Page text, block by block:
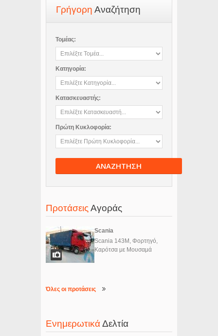
ΓρήγορηΑναζήτηση
Τομέας:
Κατηγορία:
Κατασκευαστής:
Πρώτη Κυκλοφορία:
ΑΝΑΖΗΤΗΣΗ
ΠροτάσειςΑγοράς
Scania
Scania 143M, Φορτηγό,
Καρότσα με Μουσαμά
Όλες οι προτάσεις
ΕνημερωτικάΔελτία